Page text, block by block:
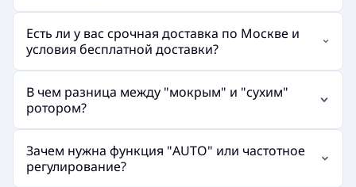
Есть ли у вас срочная доставка по Москве и
условия бесплатной доставки?
В чем разница между "мокрым" и "сухим"
ротором?
Зачем нужна функция "AUTO" или частотное
регулирование?